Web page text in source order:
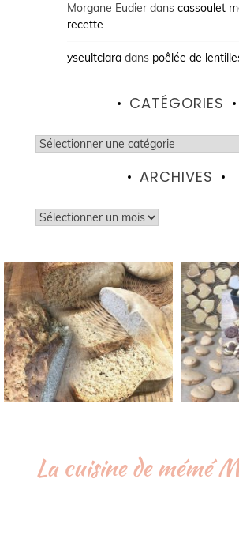
Morgane Eudierdans cassoulet
recette
yseultclaradans poêlée de
CATÉGORIES
Catégories
ARCHIVES
Archives
La cuisine de mémé